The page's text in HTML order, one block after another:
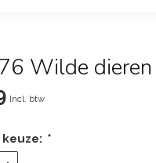
Wilde
Incl. btw
*